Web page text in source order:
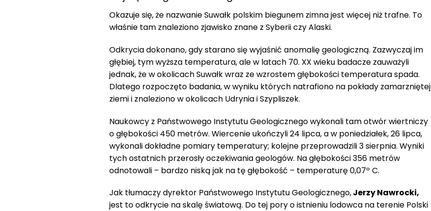
Okazuje się, że nazwanie Suwałk polskim biegunem zimna jest więcej niż trafne. To
właśnie tam znaleziono zjawisko znane z Syberii czy Alaski.
Odkrycia dokonano, gdy starano się wyjaśnić anomalię geologiczną. Zazwyczaj im
głębiej, tym wyższa temperatura, ale w latach 70. XX wieku badacze zauważyli
jednak, że w okolicach Suwałk wraz ze wzrostem głębokości temperatura spada.
Dlatego rozpoczęto badania, w wyniku których natrafiono na pokłady zamarzniętej
ziemi i znaleziono w okolicach Udrynia i Szypliszek.
Naukowcy z Państwowego Instytutu Geologicznego wykonali tam otwór wiertniczy
o głębokości 450 metrów. Wiercenie ukończyli 24 lipca, a w poniedziałek, 26 lipca,
wykonali dokładne pomiary temperatury; kolejne przeprowadzili 3 sierpnia. Wyniki
tych ostatnich przerosły oczekiwania geologów. Na głębokości 356 metrów
odnotowali – bardzo niską jak na tę głębokość – temperaturę 0,07º C.
Jak tłumaczy dyrektor Państwowego Instytutu Geologicznego,Jerzy Nawrocki,
jest to odkrycie na skalę światową. Do tej pory o istnieniu lodowca na terenie Polski